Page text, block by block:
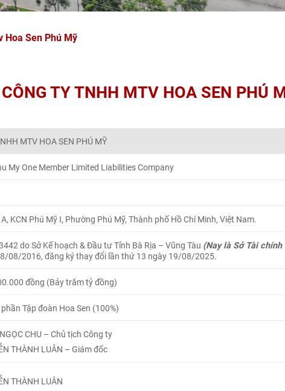
Hoa Sen Phú Mỹ
CÔNG TY TNHH MTV HOA SEN PHÚ
MTV HOA SEN PHÚ MỸ
My One Member Limited Liabilities Company
KCN Phú Mỹ I, Phường Phú Mỹ, Thành phố Hồ Chí Minh, Việt Nam.
do Sở Kế hoạch & Đầu tư Tỉnh Bà Rịa – Vũng Tàu (Nay là Sở Tài
08/2016, đăng ký thay đổi lần thứ 13 ngày 19/08/2025.
đồng (Bảy trăm tỷ đồng)
Tập đoàn Hoa Sen (100%)
CHU – Chủ tịch Công ty
THÀNH LUÂN – Giám đốc
THÀNH LUÂN